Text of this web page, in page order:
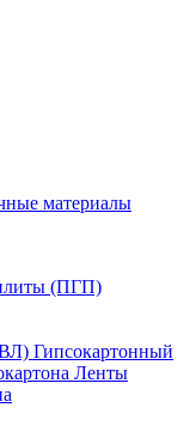
материалы
(ПГП)
Гипсокартонный
Ленты